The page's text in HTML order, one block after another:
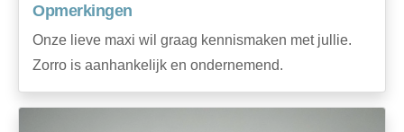
Opmerkingen
Onze lieve maxi wil graag kennismaken met jullie.
Zorro is aanhankelijk en ondernemend.